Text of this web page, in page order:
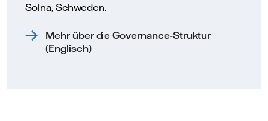
Solna, Schweden.
Mehr über die Governance-Struktur
(Englisch)